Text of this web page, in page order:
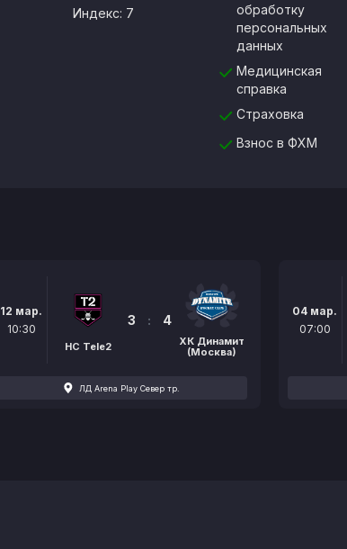
Индекс: 7
обработку
персональных
данных
Медицинская
справка
Страховка
Взнос в ФХМ
12 мар.
10:30
HC Tele2
3 : 4
ХК Динамит
(Москва)
ЛД Arena Play Север тр.
04 мар.
07:00